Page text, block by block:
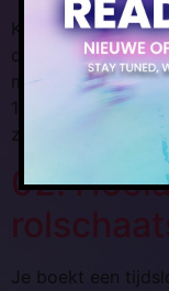
Kinderen tot en
door een
maximum van
13 tot 18 jaar
zij zich
02.
Je boekt een